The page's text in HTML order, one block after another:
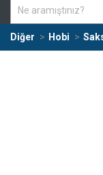
Diğer Hobi